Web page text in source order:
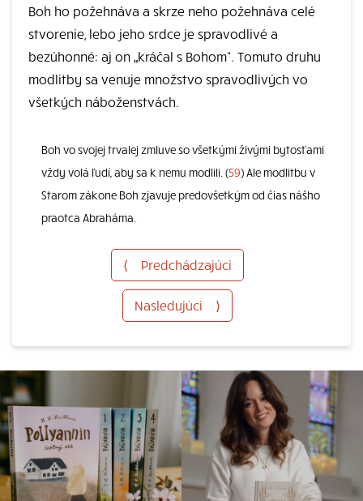
Boh ho požehnáva a skrze neho požehnáva celé
stvorenie, lebo jeho srdce je spravodlivé a
bezúhonné: aj on „kráčal s Bohom“. Tomuto druhu
modlitby sa venuje množstvo spravodlivých vo
všetkých náboženstvách.
Boh vo svojej trvalej zmluve so všetkými živými bytosťami
vždy volá ľudí, aby sa k nemu modlili. (59) Ale modlitbu v
Starom zákone Boh zjavuje predovšetkým od čias nášho
praotca Abraháma.
⟨ Predchádzajúci
Nasledujúci ⟩